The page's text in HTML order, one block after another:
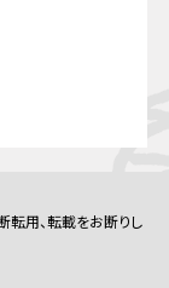
転用、転載をお断りし